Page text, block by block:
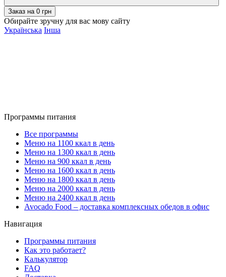
Заказ на 0 грн
Обирайте зручну для вас мову сайту
Українська Інша
Программы питания
Все программы
Меню на 1100 ккал в день
Меню на 1300 ккал в день
Меню на 900 ккал в день
Меню на 1600 ккал в день
Меню на 1800 ккал в день
Меню на 2000 ккал в день
Меню на 2400 ккал в день
Avocado Food – доставка комплексных обедов в офис
Навигация
Программы питания
Как это работает?
Калькулятор
FAQ